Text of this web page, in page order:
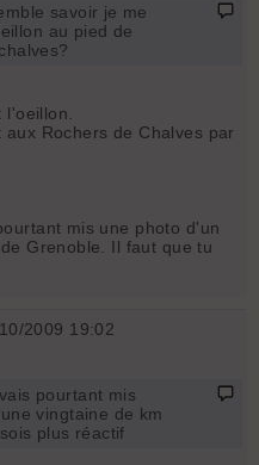
savoir je me
au pied de
Rochers de Chalves par
mis une photo d'un
Grenoble. Il faut que tu
2009 19:02
pourtant mis
vingtaine de km
plus réactif